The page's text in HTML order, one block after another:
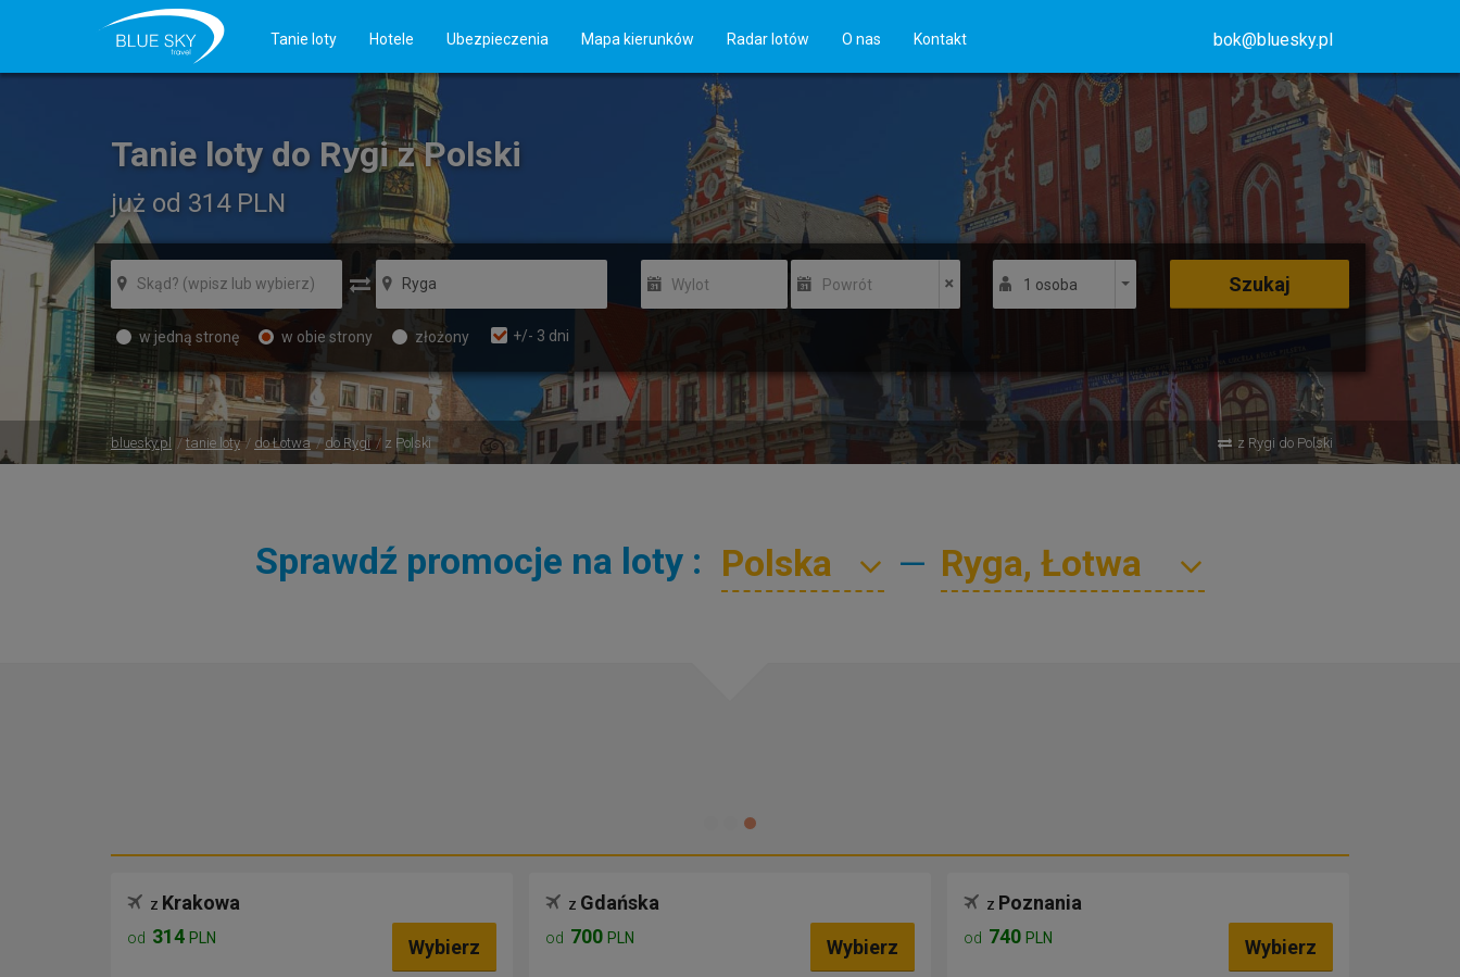
Tanie loty Hotele Ubezpieczenia Mapa kierunków Radar lotów O nas Kontakt bok@bluesky.pl
Tanie loty do Rygi z Polski
już od 314 PLN
Wylot Powrót 1 osoba
w jedną stronę w obie strony złożony +/- 3 dni
Szukaj
bluesky.pl tanie loty do Łotwa do Rygi z Polski z Rygi do Polski
Sprawdź promocje na loty : —
z Krakowa
od 314 PLN Wybierz
z Gdańska
od 700 PLN Wybierz
z Poznania
od 740 PLN Wybierz